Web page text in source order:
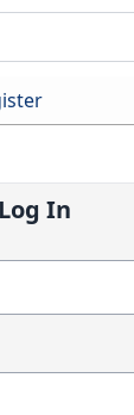
Log In